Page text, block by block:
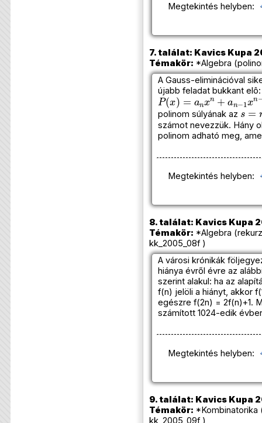
Megtekintés helyben:
7. találat: Kavics Kupa
Témakör: *Algebra
A Gauss-eliminációval
újabb feladat bukkant
P(x)=anxn+an−1xn−1
polinom súlyának az
s=
számot nevezzük. Hány
polinom adható meg,
Megtekintés helyben:
8. találat: Kavics Kupa
Témakör: *Algebra
kk_2005_08f )
A városi krónikák
hiánya évről évre az
szerint alakul: ha az
f(n) jelöli a hiányt, akkor
egészre f(2n) = 2f(n)+1.
számított 1024-edik
Megtekintés helyben:
9. találat: Kavics Kupa
Témakör:
kk_2005_09f )